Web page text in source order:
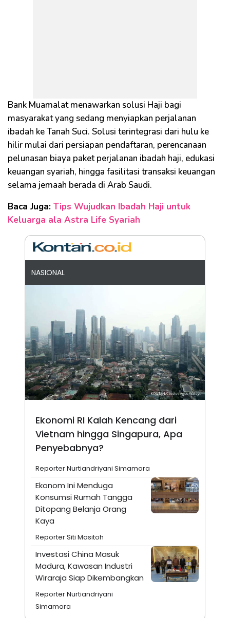
Bank Muamalat menawarkan solusi Haji bagi
masyarakat yang sedang menyiapkan perjalanan
ibadah ke Tanah Suci. Solusi terintegrasi dari hulu ke
hilir mulai dari persiapan pendaftaran, perencanaan
pelunasan biaya paket perjalanan ibadah haji, edukasi
keuangan syariah, hingga fasilitasi transaksi keuangan
selama jemaah berada di Arab Saudi.
Baca Juga: Tips Wujudkan Ibadah Haji untuk
Keluarga ala Astra Life Syariah
NASIONAL
Ekonomi RI Kalah Kencang dari
Vietnam hingga Singapura, Apa
Penyebabnya?
Reporter Nurtiandriyani Simamora
Ekonom Ini Menduga
Konsumsi Rumah Tangga
Ditopang Belanja Orang
Kaya
Reporter Siti Masitoh
Investasi China Masuk
Madura, Kawasan Industri
Wiraraja Siap Dikembangkan
Reporter Nurtiandriyani
Simamora